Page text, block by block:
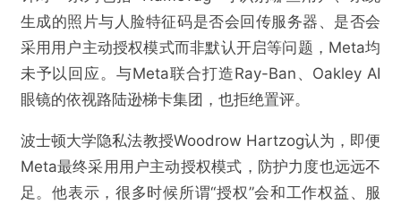
生成的照片与人脸特征码是否会回传服务器、是否会
采用用户主动授权模式而非默认开启等问题，Meta均
未予以回应。与Meta联合打造Ray-Ban、Oakley AI
眼镜的依视路陆逊梯卡集团，也拒绝置评。
波士顿大学隐私法教授Woodrow Hartzog认为，即便
Meta最终采用用户主动授权模式，防护力度也远远不
足。他表示，很多时候所谓“授权”会和工作权益、服